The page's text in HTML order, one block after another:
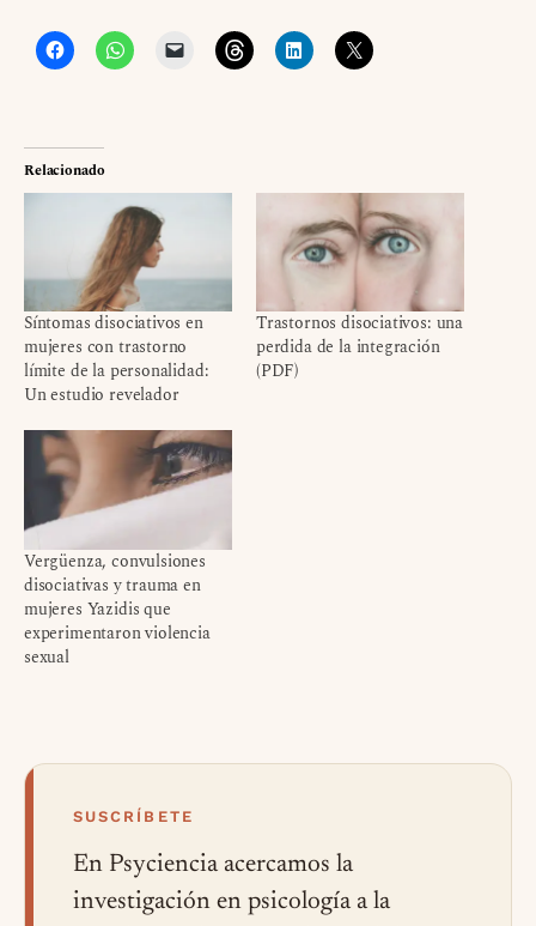
Relacionado
Síntomas disociativos en
mujeres con trastorno
límite de la personalidad:
Un estudio revelador
Trastornos disociativos: una
perdida de la integración
(PDF)
Vergüenza, convulsiones
disociativas y trauma en
mujeres Yazidis que
experimentaron violencia
sexual
SUSCRÍBETE
En Psyciencia acercamos la
investigación en psicología a la